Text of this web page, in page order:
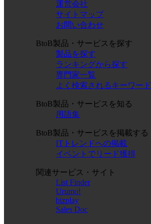
運営会社
サイトマップ
お問い合わせ
BtoB製品・サービスを探す
製品を探す
ランキングから探す
専門家一覧
よく検索されるキーワード
BtoB製品・サービスを知る
用語集
BtoB製品・サービスを掲載する
ITトレンドへの掲載
イベントでリード獲得
関連サービス・サイト
List Finder
Urumo!
bizplay
Sales Doc